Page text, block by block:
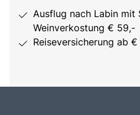
Ausflug nach Labin mit
Weinverkostung € 59,-
Reiseversicherung ab